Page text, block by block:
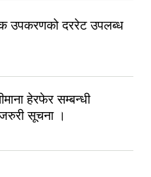
उपकरणको दररेट उपलब्ध
हेरफेर सम्बन्धी
सूचना ।